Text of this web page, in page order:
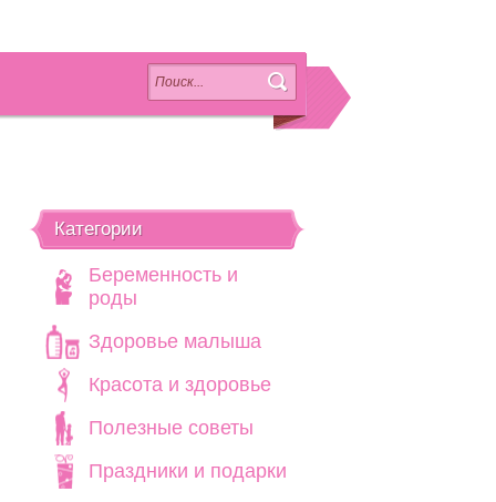
Категории
Беременность и
роды
Здоровье малыша
Красота и здоровье
Полезные советы
Праздники и подарки